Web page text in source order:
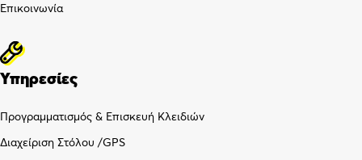
Επικοινωνία
Υπηρεσίες
Προγραμματισμός & Επισκευή Κλειδιών
Διαχείριση Στόλου /GPS